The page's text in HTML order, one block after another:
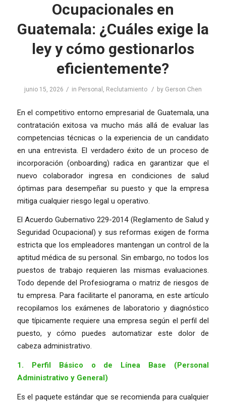
Ocupacionales en
Guatemala: ¿Cuáles exige la
ley y cómo gestionarlos
eficientemente?
junio 15, 2026 / in Personal , Reclutamiento / by Gerson Chen
En el competitivo entorno empresarial de Guatemala, una
contratación exitosa va mucho más allá de evaluar las
competencias técnicas o la experiencia de un candidato
en una entrevista. El verdadero éxito de un proceso de
incorporación (onboarding) radica en garantizar que el
nuevo colaborador ingresa en condiciones de salud
óptimas para desempeñar su puesto y que la empresa
mitiga cualquier riesgo legal u operativo.
El Acuerdo Gubernativo 229-2014 (Reglamento de Salud y
Seguridad Ocupacional) y sus reformas exigen de forma
estricta que los empleadores mantengan un control de la
aptitud médica de su personal. Sin embargo, no todos los
puestos de trabajo requieren las mismas evaluaciones.
Todo depende del Profesiograma o matriz de riesgos de
tu empresa. Para facilitarte el panorama, en este artículo
recopilamos los exámenes de laboratorio y diagnóstico
que típicamente requiere una empresa según el perfil del
puesto, y cómo puedes automatizar este dolor de
cabeza administrativo.
1. Perfil Básico o de Línea Base (Personal
Administrativo y General)
Es el paquete estándar que se recomienda para cualquier